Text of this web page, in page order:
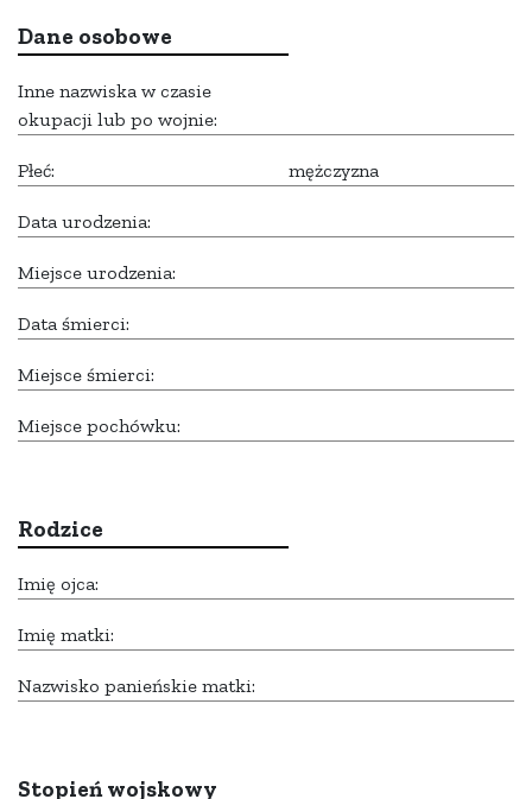
Dane osobowe
Inne nazwiska w czasie
okupacji lub po wojnie:
Płeć: mężczyzna
Data urodzenia:
Miejsce urodzenia:
Data śmierci:
Miejsce śmierci:
Miejsce pochówku:
Rodzice
Imię ojca:
Imię matki:
Nazwisko panieńskie matki:
Stopień wojskowy